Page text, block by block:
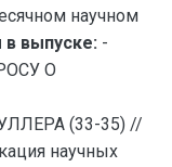
научном
выпуске: -
О
(33-35) //
научных